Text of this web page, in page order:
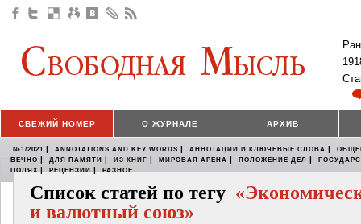
СВЕЖИЙ НОМЕР О ЖУРНАЛЕ АРХИВ
№1/2021 | ANNOTATIONS AND KEY WORDS | АННОТАЦИИ И КЛЮЧЕВЫЕ СЛОВА |
ВЕЧНО | ДЛЯ ПАМЯТИ | ИЗ КНИГ | МИРОВАЯ АРЕНА | ПОЛОЖЕНИЕ ДЕЛ |
ПОЛЯХ | РЕЦЕНЗИИ | РАЗНОЕ
Список статей по тегу
и валютный союз»